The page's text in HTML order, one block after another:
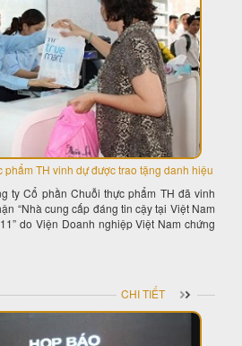
TH vinh dự được trao tặng danh hiệu
ty Cổ phần Chuỗi thực phẩm TH đã vinh
“Nhà cung cấp đáng tin cậy tại Việt Nam
do Viện Doanh nghiệp Việt Nam chứng
CHI TIẾT